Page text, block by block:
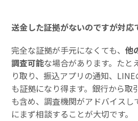
送金した証拠がないのですが対応
完全な証拠が手元になくても、他
調査可能な場合があります。たと
り取り、振込アプリの通知、
も証拠になり得ます。銀行から取
も含め、調査機関がアドバイスし
にまず相談することが大切です。